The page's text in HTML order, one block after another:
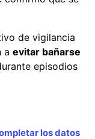
de vigilancia
a evitar bañarse
episodios
los datos